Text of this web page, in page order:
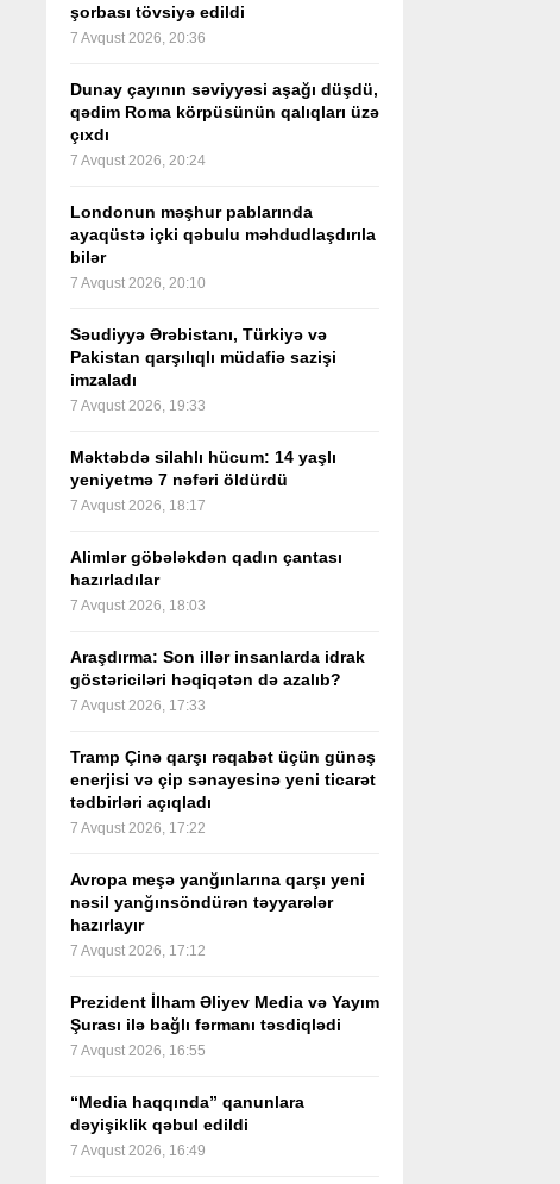
şorbası tövsiyə edildi
7 Avqust 2026, 20:36
Dunay çayının səviyyəsi aşağı düşdü,
qədim Roma körpüsünün qalıqları üzə
çıxdı
7 Avqust 2026, 20:24
Londonun məşhur pablarında
ayaqüstə içki qəbulu məhdudlaşdırıla
bilər
7 Avqust 2026, 20:10
Səudiyyə Ərəbistanı, Türkiyə və
Pakistan qarşılıqlı müdafiə sazişi
imzaladı
7 Avqust 2026, 19:33
Məktəbdə silahlı hücum: 14 yaşlı
yeniyetmə 7 nəfəri öldürdü
7 Avqust 2026, 18:17
Alimlər göbələkdən qadın çantası
hazırladılar
7 Avqust 2026, 18:03
Araşdırma: Son illər insanlarda idrak
göstəriciləri həqiqətən də azalıb?
7 Avqust 2026, 17:33
Tramp Çinə qarşı rəqabət üçün günəş
enerjisi və çip sənayesinə yeni ticarət
tədbirləri açıqladı
7 Avqust 2026, 17:22
Avropa meşə yanğınlarına qarşı yeni
nəsil yanğınsöndürən təyyarələr
hazırlayır
7 Avqust 2026, 17:12
Prezident İlham Əliyev Media və Yayım
Şurası ilə bağlı fərmanı təsdiqlədi
7 Avqust 2026, 16:55
“Media haqqında” qanunlara
dəyişiklik qəbul edildi
7 Avqust 2026, 16:49